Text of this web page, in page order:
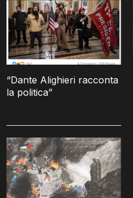
“Dante Alighieri racconta
la politica”